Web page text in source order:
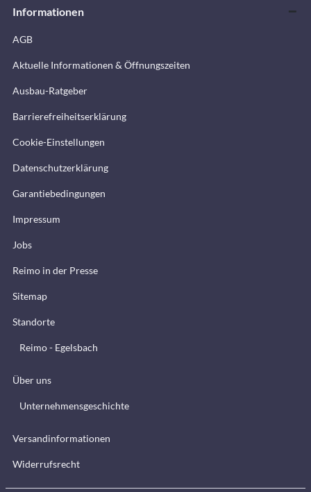
Informationen
AGB
Aktuelle Informationen & Öffnungszeiten
Ausbau-Ratgeber
Barrierefreiheitserklärung
Cookie-Einstellungen
Datenschutzerklärung
Garantiebedingungen
Impressum
Jobs
Reimo in der Presse
Sitemap
Standorte
Reimo - Egelsbach
Über uns
Unternehmensgeschichte
Versandinformationen
Widerrufsrecht